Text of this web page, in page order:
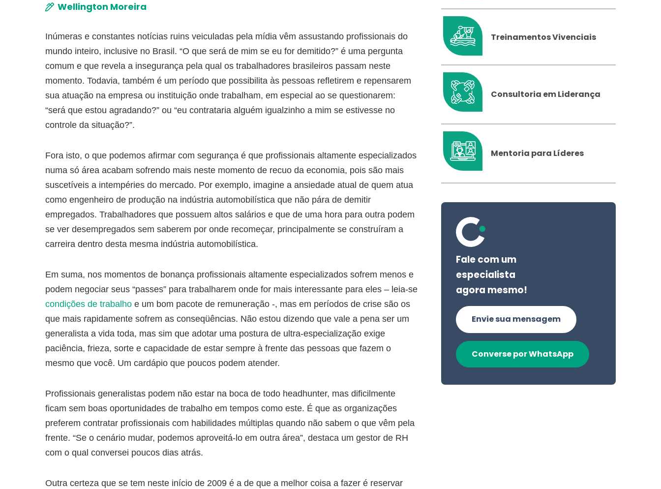
Wellington Moreira
Inúmeras e constantes notícias ruins veiculadas pela mídia vêm assustando profissionais do
mundo inteiro, inclusive no Brasil. “O que será de mim se eu for demitido?” é uma pergunta
comum e que revela a insegurança pela qual os trabalhadores brasileiros passam neste
momento. Todavia, também é um período que possibilita às pessoas refletirem e repensarem
sua atuação na empresa ou instituição onde trabalham, em especial ao se questionarem:
“será que estou agradando?” ou “eu contrataria alguém igualzinho a mim se estivesse no
controle da situação?”.
Fora isto, o que podemos afirmar com segurança é que profissionais altamente especializados
numa só área acabam sofrendo mais neste momento de recuo da economia, pois são mais
suscetíveis a intempéries do mercado. Por exemplo, imagine a ansiedade atual de quem atua
como engenheiro de produção na indústria automobilística que não pára de demitir
empregados. Trabalhadores que possuem altos salários e que de uma hora para outra podem
se ver desempregados sem saberem por onde recomeçar, principalmente se construíram a
carreira dentro desta mesma indústria automobilística.
Em suma, nos momentos de bonança profissionais altamente especializados sofrem menos e
podem negociar seus “passes” para trabalharem onde for mais interessante para eles – leia-se
condições de trabalho e um bom pacote de remuneração -, mas em períodos de crise são os
que mais rapidamente sofrem as conseqüências. Não estou dizendo que vale a pena ser um
generalista a vida toda, mas sim que adotar uma postura de ultra-especialização exige
paciência, frieza, sorte e capacidade de estar sempre à frente das pessoas que fazem o
mesmo que você. Um cardápio que poucos podem atender.
Profissionais generalistas podem não estar na boca de todo headhunter, mas dificilmente
ficam sem boas oportunidades de trabalho em tempos como este. É que as organizações
preferem contratar profissionais com habilidades múltiplas quando não sabem o que vêm pela
frente. “Se o cenário mudar, podemos aproveitá-lo em outra área”, destaca um gestor de RH
com o qual conversei poucos dias atrás.
Outra certeza que se tem neste início de 2009 é a de que a melhor coisa a fazer é reservar
Treinamentos Vivenciais
Consultoria em Liderança
Mentoria para Líderes
Fale com um
especialista
agora mesmo!
Envie sua mensagem
Converse por WhatsApp